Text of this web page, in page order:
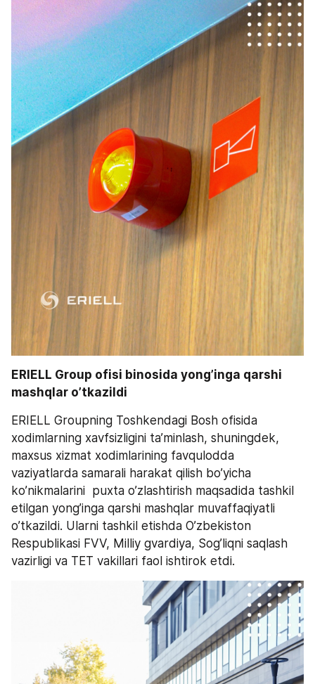
ERIELL Group ofisi binosida yong’inga qarshi
mashqlar o’tkazildi
ERIELL Groupning Toshkendagi Bosh ofisida
xodimlarning xavfsizligini ta’minlash, shuningdek,
maxsus xizmat xodimlarining favqulodda
vaziyatlarda samarali harakat qilish bo’yicha
ko’nikmalarini  puxta o’zlashtirish maqsadida tashkil
etilgan yong’inga qarshi mashqlar muvaffaqiyatli
o’tkazildi. Ularni tashkil etishda O’zbekiston
Respublikasi FVV, Milliy gvardiya, Sog’liqni saqlash
vazirligi va TET vakillari faol ishtirok etdi.